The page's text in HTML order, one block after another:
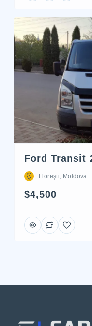
Ford Transit
Floreşti, Moldova
$4,500